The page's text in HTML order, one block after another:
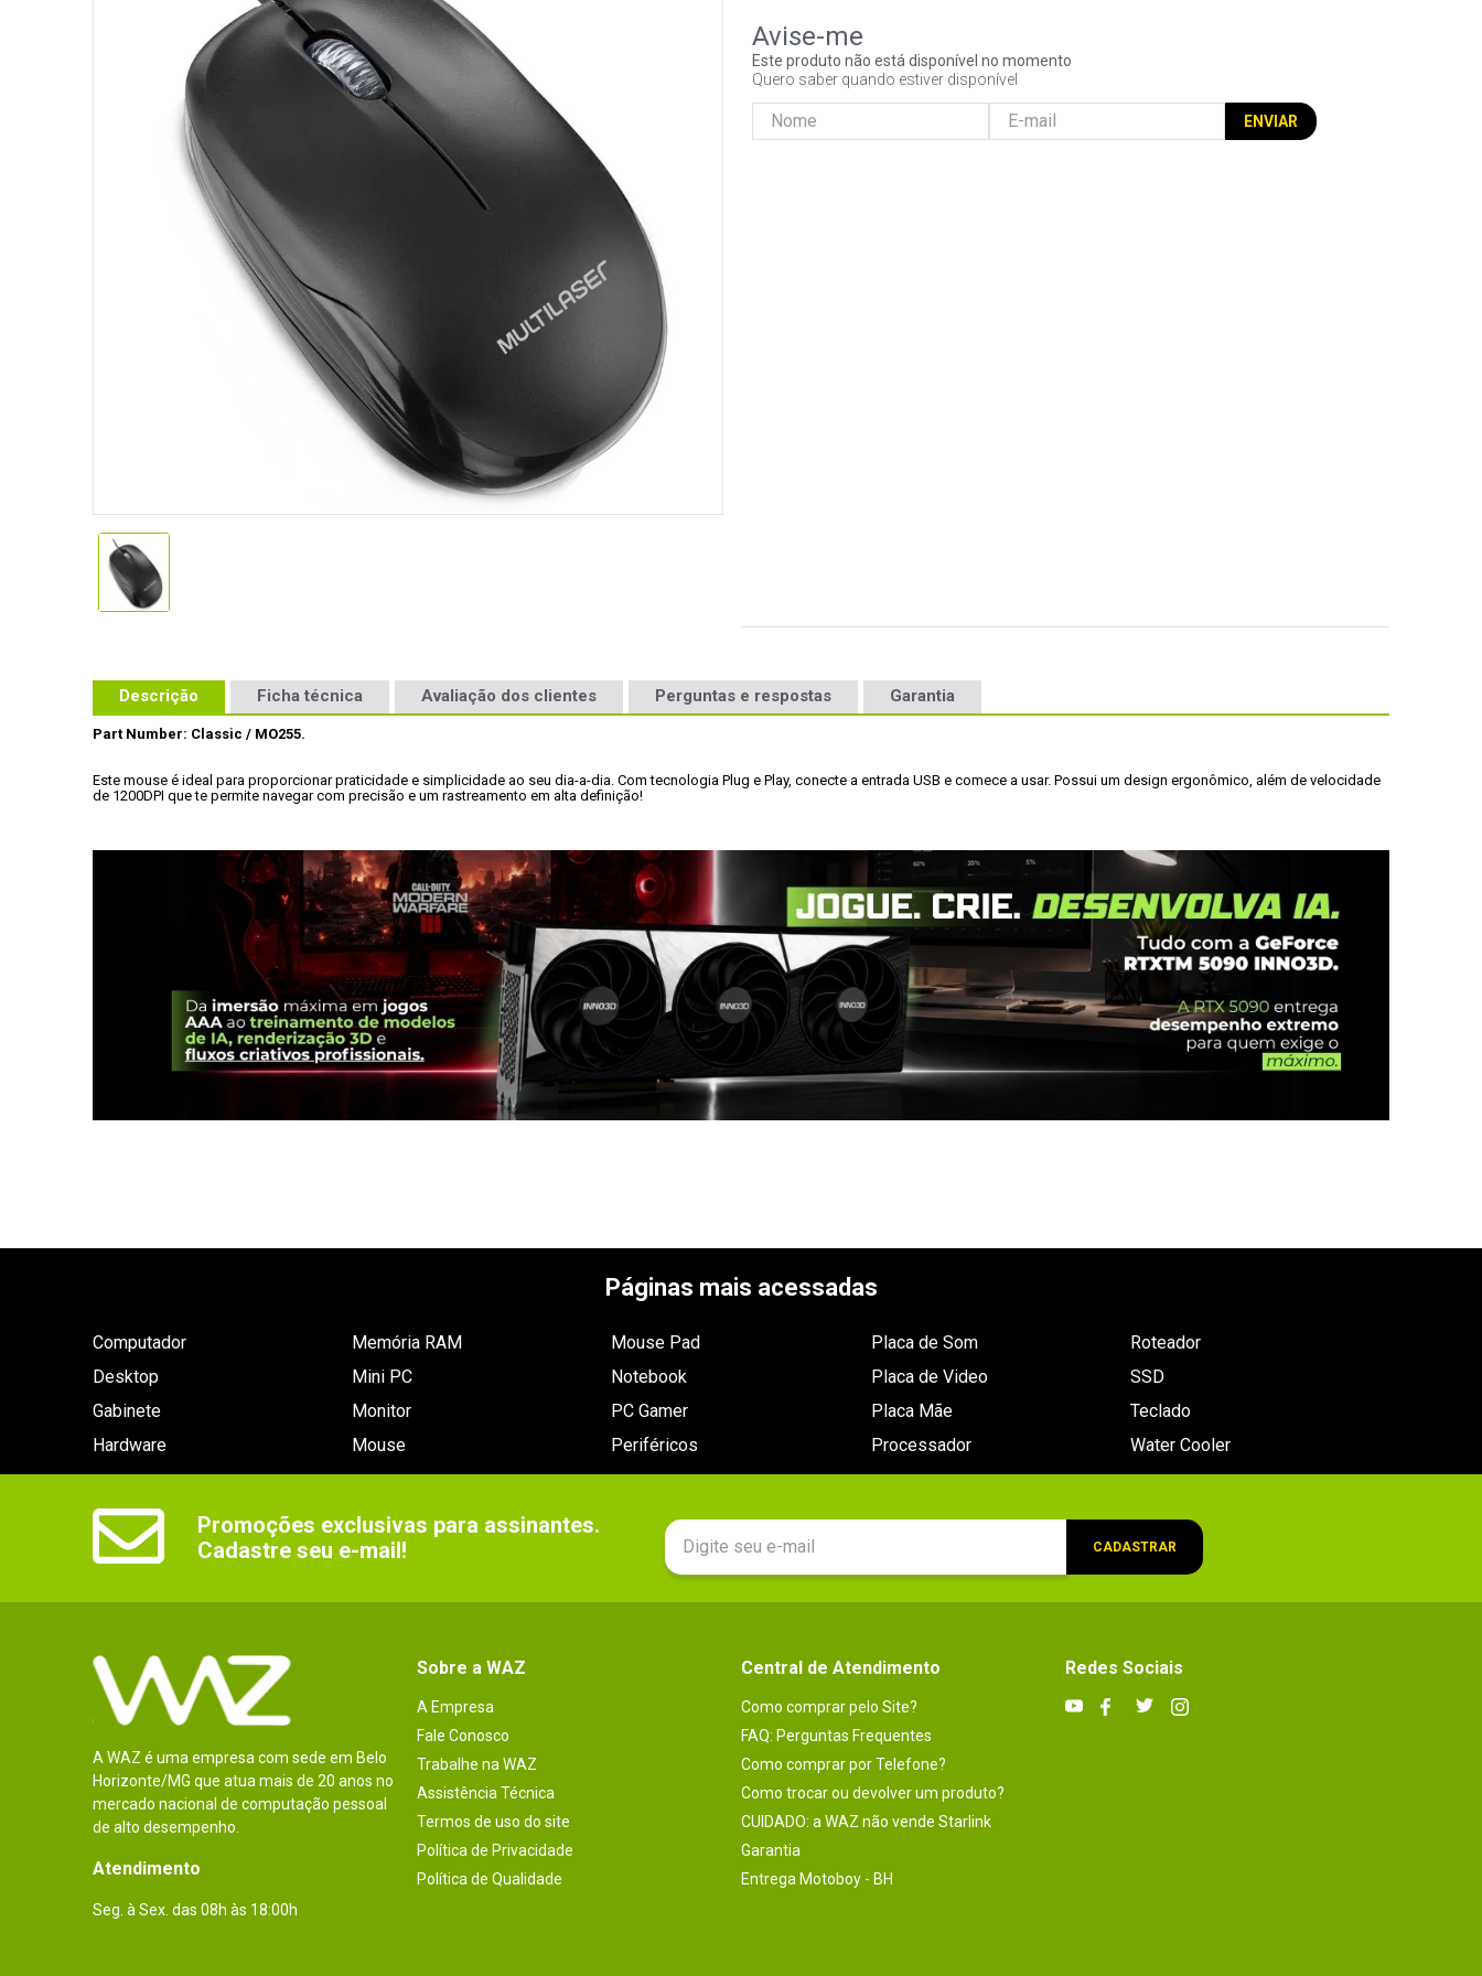
Este produto não está disponível no momento
Quero saber quando estiver disponível
ENVIAR
Descrição Ficha técnica Avaliação dos clientes Perguntas e respostas Garantia
Part Number: Classic / MO255.
Este mouse é ideal para proporcionar praticidade e simplicidade ao seu dia-a-dia. Com tecnologia Plug e Play, conecte a entrada USB e comece a usar. Possui um design ergonômico, além de velocidade
de 1200DPI que te permite navegar com precisão e um rastreamento em alta definição!
Páginas mais acessadas
Computador
Desktop
Gabinete
Hardware
Memória RAM
Mini PC
Monitor
Mouse
Mouse Pad
Notebook
PC Gamer
Periféricos
Placa de Som
Placa de Video
Placa Mãe
Processador
Roteador
SSD
Teclado
Water Cooler
Promoções exclusivas para assinantes.
Cadastre seu e-mail!
CADASTRAR
A WAZ é uma empresa com sede em Belo
Horizonte/MG que atua mais de 20 anos no
mercado nacional de computação pessoal
de alto desempenho.
Atendimento
Seg. à Sex. das 08h às 18:00h
Sobre a WAZ
A Empresa
Fale Conosco
Trabalhe na WAZ
Assistência Técnica
Termos de uso do site
Política de Privacidade
Política de Qualidade
Central de Atendimento
Como comprar pelo Site?
FAQ: Perguntas Frequentes
Como comprar por Telefone?
Como trocar ou devolver um produto?
CUIDADO: a WAZ não vende Starlink
Garantia
Entrega Motoboy - BH
Redes Sociais
10º fractal